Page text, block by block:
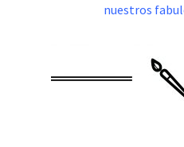
nuestros